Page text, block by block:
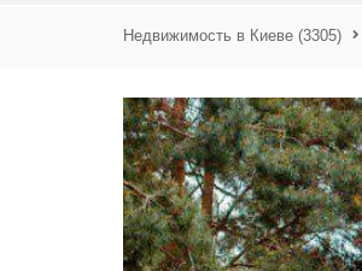
О
А
А
Р
Е
Н
Д
А
Недвижимость в Киеве (3305)